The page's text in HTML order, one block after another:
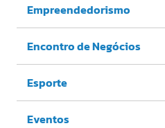
Empreendedorismo
Encontro de Negócios
Esporte
Eventos